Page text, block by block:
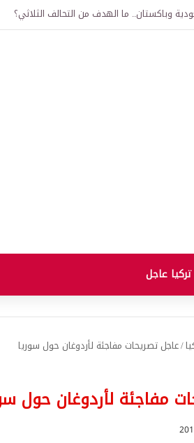
عاجل
/عاجل تصريحات مفاجئة لأردوغان حول سوريا
مفاجئة لأردوغان حول